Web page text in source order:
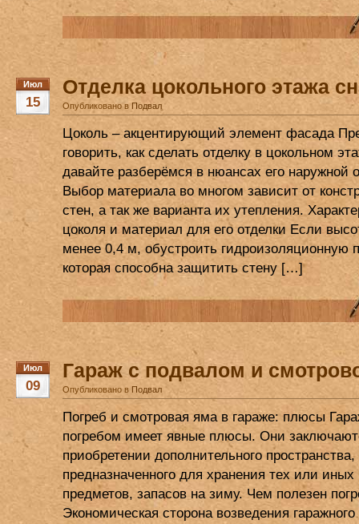
Июл
15
Отделка цокольного этажа
Опубликовано в Подвал
Цоколь – акцентирующий элемент фасада
говорить, как сделать отделку в цокольном
давайте разберёмся в нюансах его наружной
Выбор материала во многом зависит от
стен, а так же варианта их утепления.
цоколя и материал для его отделки Если
менее 0,4 м, обустроить гидроизоляционную
которая способна защитить стену […]
Июл
09
Гараж с подвалом и
Опубликовано в Подвал
Погреб и смотровая яма в гараже: плюсы
погребом имеет явные плюсы. Они
приобретении дополнительного пространства,
предназначенного для хранения тех или
предметов, запасов на зиму. Чем полезен
Экономическая сторона возведения гаражного